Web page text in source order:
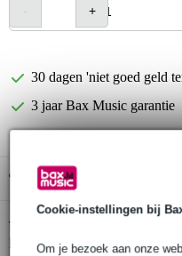
Cookie-instellingen bij
Om je bezoek aan onze
30 dagen 'niet goed geld
3 jaar Bax Music garantie
Gratis ophalen in de
Twijfel je of de
past? Doe de check.